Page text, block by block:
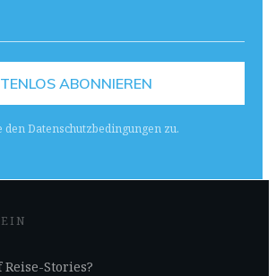
ABONNIEREN
den Datenschutzbedingungen zu.
Stories?